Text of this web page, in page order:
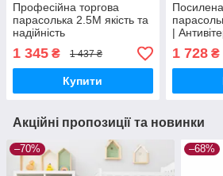
Професійна торгова
парасолька 2.5M якість та
надійність
1 345 ₴ 1 437 ₴
Купити
|
у
1 728₴
Акційні пропозиції та новинки
–70% –68%